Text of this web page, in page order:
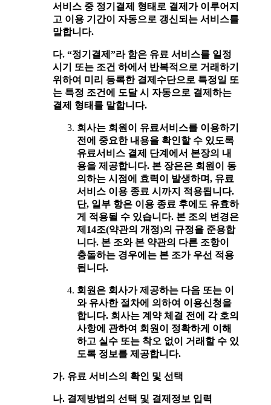
서비스 중 정기결제 형태로 결제가 이루어지
고 이용 기간이 자동으로 갱신되는 서비스를
말합니다.
다. “정기결제”라 함은 유료 서비스를 일정
시기 또는 조건 하에서 반복적으로 거래하기
위하여 미리 등록한 결제수단으로 특정일 또
는 특정 조건에 도달 시 자동으로 결제하는
결제 형태를 말합니다.
회사는 회원이 유료서비스를 이용하기
전에 중요한 내용을 확인할 수 있도록
유료서비스 결제 단계에서 본장의 내
용을 제공합니다. 본 장은은 회원이 동
의하는 시점에 효력이 발생하며, 유료
서비스 이용 종료 시까지 적용됩니다.
단, 일부 항은 이용 종료 후에도 유효하
게 적용될 수 있습니다. 본 조의 변경은
제14조(약관의 개정)의 규정을 준용합
니다. 본 조와 본 약관의 다른 조항이
충돌하는 경우에는 본 조가 우선 적용
됩니다.
회원은 회사가 제공하는 다음 또는 이
와 유사한 절차에 의하여 이용신청을
합니다. 회사는 계약 체결 전에 각 호의
사항에 관하여 회원이 정확하게 이해
하고 실수 또는 착오 없이 거래할 수 있
도록 정보를 제공합니다.
가. 유료 서비스의 확인 및 선택
나. 결제방법의 선택 및 결제정보 입력